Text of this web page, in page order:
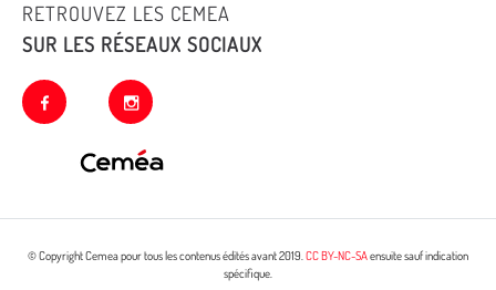
RETROUVEZ LES CEMEA
SUR LES RÉSEAUX SOCIAUX
facebook instagram
© Copyright Cemea pour tous les contenus édités avant 2019.CC BY-NC-SAensuite sauf indication
spécifique.